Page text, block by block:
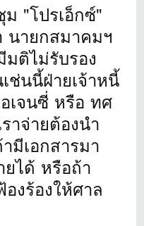
"โปรเอ็กซ์"
ายกสมาคมฯ
มติไม่รับรอง
ช่นนี้ฝ่ายเจ้าหนี้
เจนซี่ หรือ ทศ
าจ่ายต้องนำ
มีเอกสารมา
ยได้ หรือถ้า
งร้องให้ศาล